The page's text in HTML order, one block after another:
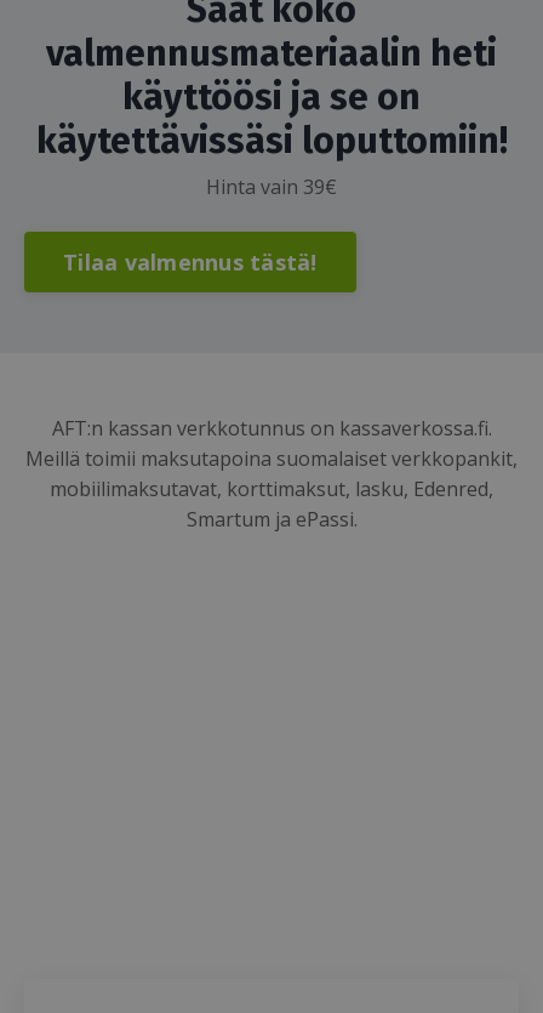
Saat koko
valmennusmateriaalin heti
käyttöösi ja se on
käytettävissäsi loputtomiin!
Hinta vain 39€
Tilaa valmennus tästä!
AFT:n kassan verkkotunnus on kassaverkossa.fi.
Meillä toimii maksutapoina suomalaiset verkkopankit,
mobiilimaksutavat, korttimaksut, lasku, Edenred,
Smartum ja ePassi.